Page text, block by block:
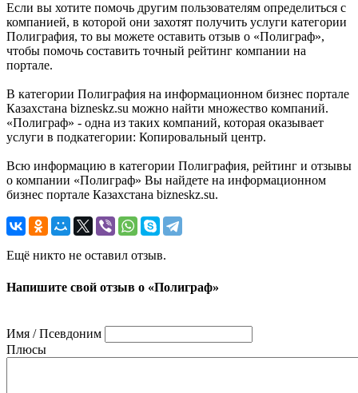
Если вы хотите помочь другим пользователям определиться с
компанией, в которой они захотят получить услуги категории
Полиграфия, то вы можете оставить отзыв о «Полиграф»,
чтобы помочь составить точный рейтинг компании на
портале.
В категории Полиграфия на информационном бизнес портале
Казахстана bizneskz.su можно найти множество компаний.
«Полиграф» - одна из таких компаний, которая оказывает
услуги в подкатегории: Копировальный центр.
Всю информацию в категории Полиграфия, рейтинг и отзывы
о компании «Полиграф» Вы найдете на информационном
бизнес портале Казахстана bizneskz.su.
Ещё никто не оставил отзыв.
Напишите свой отзыв о «Полиграф»
Имя / Псевдоним
Плюсы